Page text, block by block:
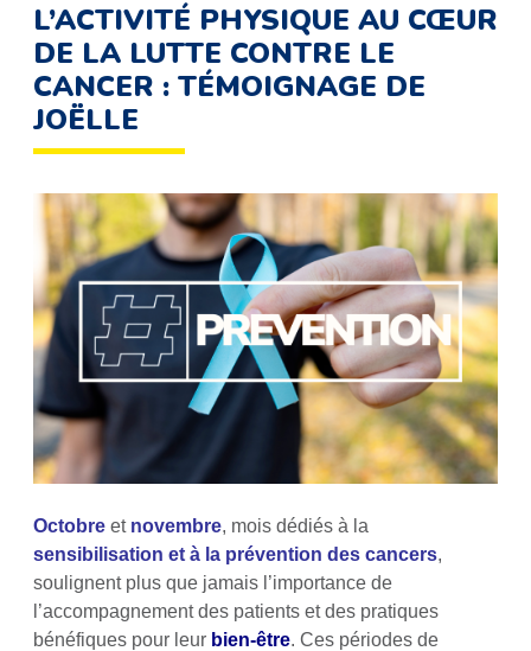
L’ACTIVITÉ PHYSIQUE AU CŒUR
DE LA LUTTE CONTRE LE
CANCER : TÉMOIGNAGE DE
JOËLLE
Octobre et novembre, mois dédiés à la
sensibilisation et à la prévention des cancers,
soulignent plus que jamais l’importance de
l’accompagnement des patients et des pratiques
bénéfiques pour leur bien-être. Ces périodes de